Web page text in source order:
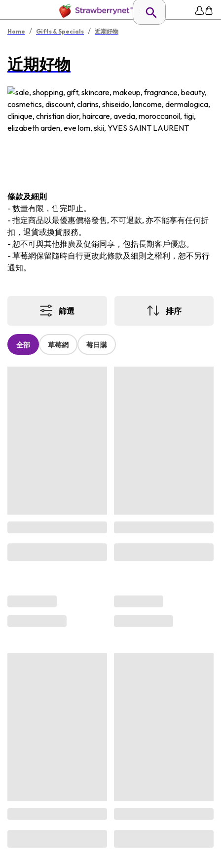
Home / Gifts & Specials / 近期好物
近期好物
條款及細則
- 數量有限，售完即止。
- 指定商品以最優惠價格發售, 不可退款, 亦不能享有任何折
扣，退貨或換貨服務。
- 恕不可與其他推廣及促銷同享，包括長期客戶優惠。
- 草莓網保留隨時自行更改此條款及細則之權利，恕不另行
通知。
篩選 排序
全部 草莓網 莓日購